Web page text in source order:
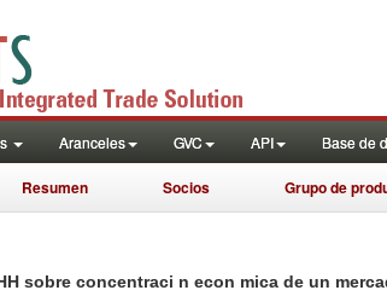
Aranceles GVC API Base de
Resumen Socios Grupo de
sobre concentraci n econ mica de un